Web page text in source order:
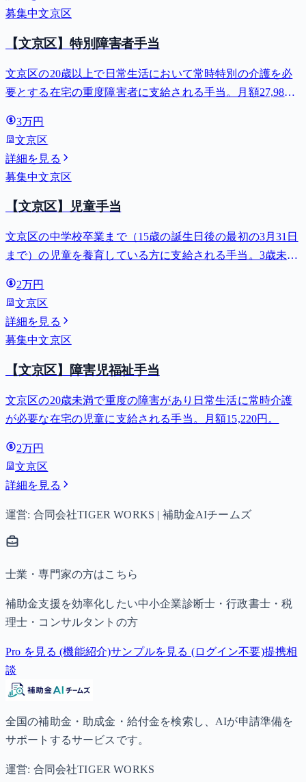
募集中文京区
【文京区】特別障害者手当
文京区の20歳以上で日常生活において常時特別の介護を必
要とする在宅の重度障害者に支給される手当。月額27,980
3万円
文京区
詳細を見る
募集中文京区
【文京区】児童手当
文京区の中学校卒業まで（15歳の誕生日後の最初の3月31日
まで）の児童を養育している方に支給される手当。3歳未満
子以降は15,000円）、中学生は月額10,000円。
2万円
文京区
詳細を見る
募集中文京区
【文京区】障害児福祉手当
文京区の20歳未満で重度の障害があり日常生活に常時介護
が必要な在宅の児童に支給される手当。月額15,220円。
2万円
文京区
詳細を見る
運営: 合同会社TIGER WORKS | 補助金AIチームズ
士業・専門家の方はこちら
補助金支援を効率化したい中小企業診断士・行政書士・税
理士・コンサルタントの方
Pro を見る (機能紹介)サンプルを見る (ログイン不要)提携相
談
全国の補助金・助成金・給付金を検索し、AIが申請準備を
サポートするサービスです。
運営: 合同会社TIGER WORKS